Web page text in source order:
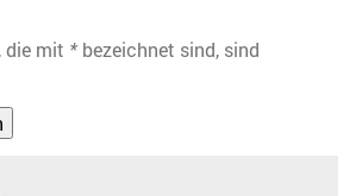
die mit *bezeichnet sind, sind